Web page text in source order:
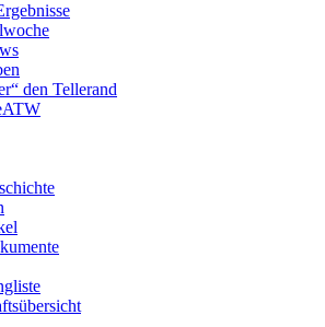
den Tellerand